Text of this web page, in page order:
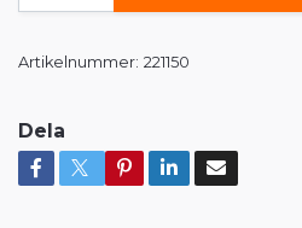
Artikelnummer: 221150
Dela